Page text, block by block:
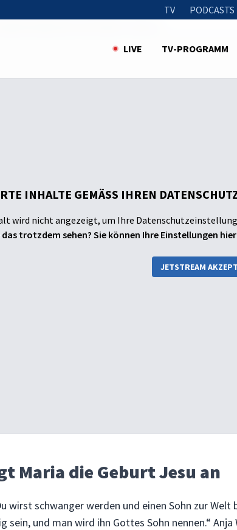
TV PODCASTS
LIVE TV-PROGRAMM
INHALTE GEMÄSS IHREN
wird nicht angezeigt, um Ihre
das trotzdem sehen? Sie können Ihre Einstellungen
JETSTREAM
Maria die Geburt Jesu an
wirst schwanger werden und einen Sohn zur Welt
sein, und man wird ihn Gottes Sohn nennen.“